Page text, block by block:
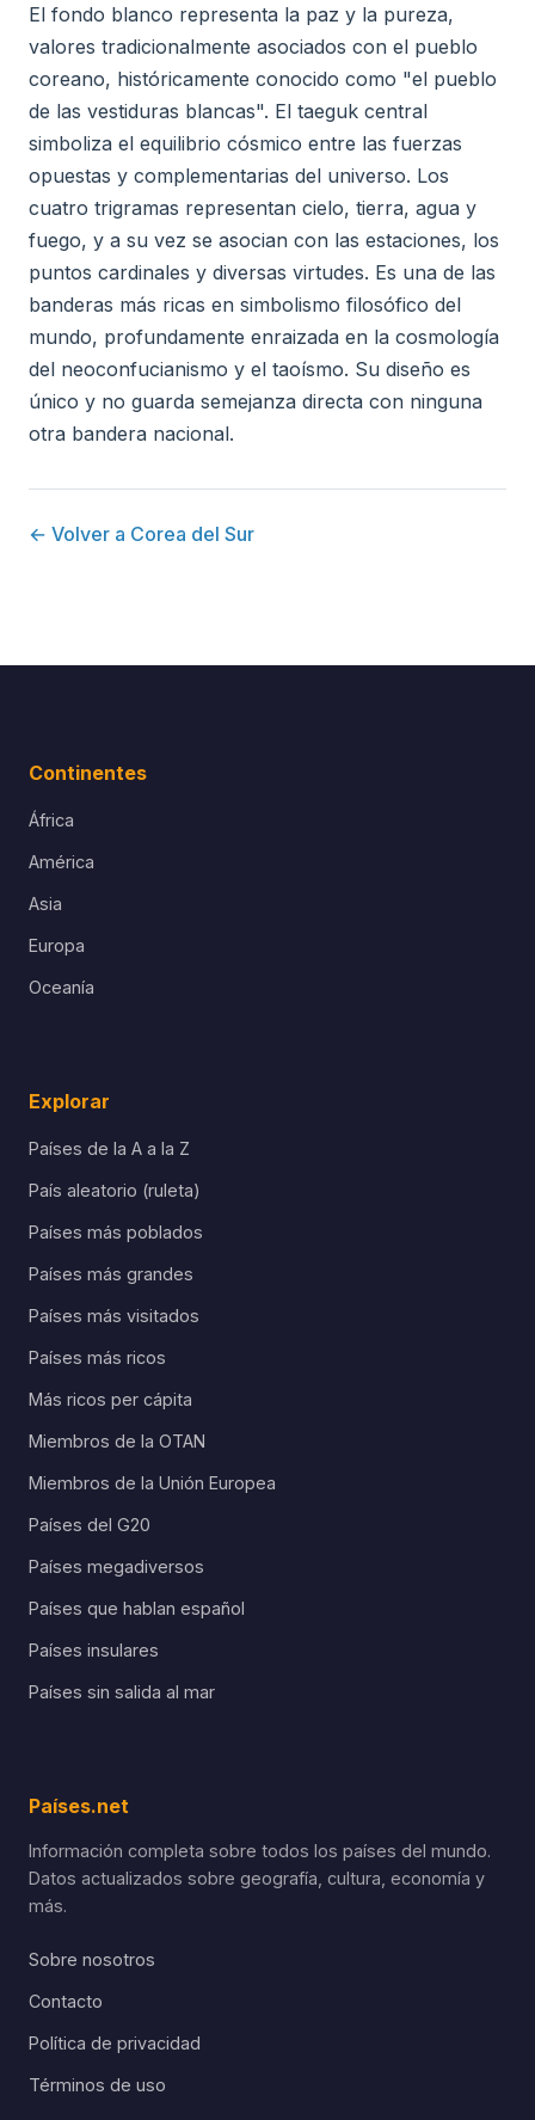
El fondo blanco representa la paz y la pureza,
valores tradicionalmente asociados con el pueblo
coreano, históricamente conocido como "el pueblo
de las vestiduras blancas". El taeguk central
simboliza el equilibrio cósmico entre las fuerzas
opuestas y complementarias del universo. Los
cuatro trigramas representan cielo, tierra, agua y
fuego, y a su vez se asocian con las estaciones, los
puntos cardinales y diversas virtudes. Es una de las
banderas más ricas en simbolismo filosófico del
mundo, profundamente enraizada en la cosmología
del neoconfucianismo y el taoísmo. Su diseño es
único y no guarda semejanza directa con ninguna
otra bandera nacional.
← Volver a Corea del Sur
Continentes
África
América
Asia
Europa
Oceanía
Explorar
Países de la A a la Z
País aleatorio (ruleta)
Países más poblados
Países más grandes
Países más visitados
Países más ricos
Más ricos per cápita
Miembros de la OTAN
Miembros de la Unión Europea
Países del G20
Países megadiversos
Países que hablan español
Países insulares
Países sin salida al mar
Países.net
Información completa sobre todos los países del mundo.
Datos actualizados sobre geografía, cultura, economía y
más.
Sobre nosotros
Contacto
Política de privacidad
Términos de uso